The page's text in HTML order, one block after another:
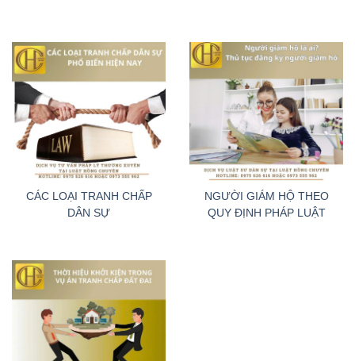
CÁC LOẠI TRANH CHẤP
DÂN SỰ
NGƯỜI GIÁM HỘ THEO
QUY ĐỊNH PHÁP LUẬT